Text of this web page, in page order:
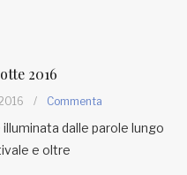
2016
/ Commenta
dalle parole lungo
e oltre